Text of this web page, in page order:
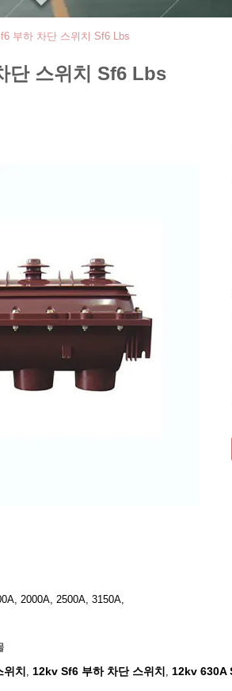
부하 차단 스위치 Sf6 Lbs
단 스위치 Sf6 Lbs
2000A, 2500A, 3150A,
치 , 12kv Sf6 부하 차단 스위치 , 12kv 630A